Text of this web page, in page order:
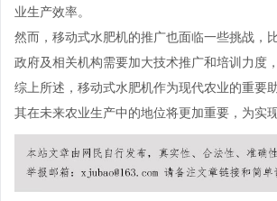
业生产效率。
然而，移动式水肥机的推广也面临一些挑战，
政府及相关机构需要加大技术推广和培训力度
综上所述，移动式水肥机作为现代农业的重要
其在未来农业生产中的地位将更加重要，为实